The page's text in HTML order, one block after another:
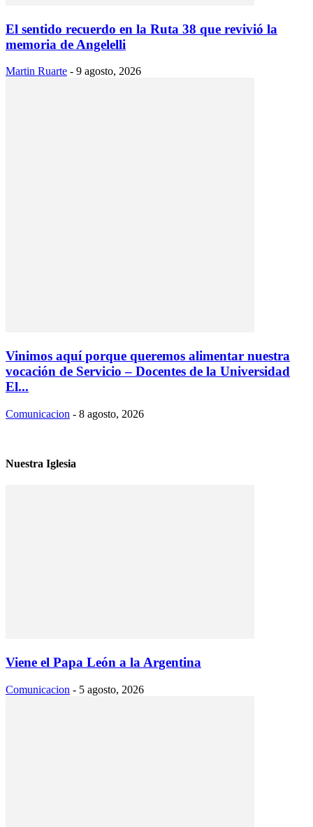
El sentido recuerdo en la Ruta 38 que revivió la
memoria de Angelelli
Martin Ruarte - 9 agosto, 2026
Vinimos aquí porque queremos alimentar nuestra
vocación de Servicio – Docentes de la Universidad
El...
Comunicacion - 8 agosto, 2026
Nuestra Iglesia
Viene el Papa León a la Argentina
Comunicacion - 5 agosto, 2026